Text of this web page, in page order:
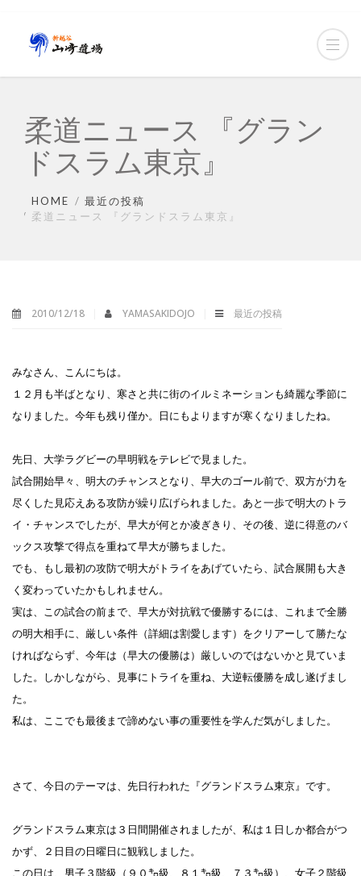
柔道ニュース 『グラン
ドスラム東京』
HOME
最近の投稿
柔道ニュース 『グランドスラム東京』
2010/12/18 YAMASAKIDOJO 最近の投稿
みなさん、こんにちは。
１２月も半ばとなり、寒さと共に街のイルミネーションも綺麗な季節に
なりました。今年も残り僅か。日にもよりますが寒くなりましたね。
先日、大学ラグビーの早明戦をテレビで見ました。
試合開始早々、明大のチャンスとなり、早大のゴール前で、双方が力を
尽くした見応えある攻防が繰り広げられました。あと一歩で明大のトラ
イ・チャンスでしたが、早大が何とか凌ぎきり、その後、逆に得意のバ
ックス攻撃で得点を重ねて早大が勝ちました。
でも、もし最初の攻防で明大がトライをあげていたら、試合展開も大き
く変わっていたかもしれません。
実は、この試合の前まで、早大が対抗戦で優勝するには、これまで全勝
の明大相手に、厳しい条件（詳細は割愛します）をクリアーして勝たな
ければならず、今年は（早大の優勝は）厳しいのではないかと見ていま
した。しかしながら、見事にトライを重ね、大逆転優勝を成し遂げまし
た。
私は、ここでも最後まで諦めない事の重要性を学んだ気がしました。
さて、今日のテーマは、先日行われた『グランドスラム東京』です。
グランドスラム東京は３日間開催されましたが、私は１日しか都合がつ
かず、２日目の日曜日に観戦しました。
この日は、男子３階級（９０㌔級、８１㌔級、７３㌔級）、女子２階級